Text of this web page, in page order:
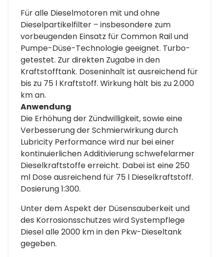
Für alle Dieselmotoren mit und ohne
Dieselpartikelfilter – insbesondere zum
vorbeugenden Einsatz für Common Rail und
Pumpe-Düse-Technologie geeignet. Turbo-
getestet. Zur direkten Zugabe in den
Kraftstofftank. Doseninhalt ist ausreichend für
bis zu 75 l Kraftstoff. Wirkung hält bis zu 2.000
km an.
Anwendung
Die Erhöhung der Zündwilligkeit, sowie eine
Verbesserung der Schmierwirkung durch
Lubricity Performance wird nur bei einer
kontinuierlichen Additivierung schwefelarmer
Dieselkraftstoffe erreicht. Dabei ist eine 250
ml Dose ausreichend für 75 l Dieselkraftstoff.
Dosierung 1:300.
Unter dem Aspekt der Düsensauberkeit und
des Korrosionsschutzes wird Systempflege
Diesel alle 2000 km in den Pkw-Dieseltank
gegeben.